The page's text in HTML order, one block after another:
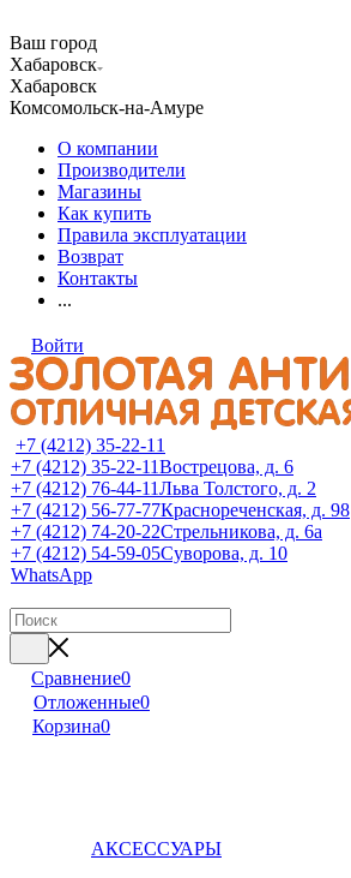
Ваш город
Хабаровск
Хабаровск
Комсомольск-на-Амуре
О компании
Производители
Магазины
Как купить
Правила эксплуатации
Возврат
Контакты
...
Войти
+7 (4212) 35-22-11
+7 (4212) 35-22-11Вострецова, д. 6
+7 (4212) 76-44-11Льва Толстого, д. 2
+7 (4212) 56-77-77Краснореченская, д. 98
+7 (4212) 74-20-22Стрельникова, д. 6а
+7 (4212) 54-59-05Суворова, д. 10
WhatsApp
Сравнение0
Отложенные0
Корзина0
АКСЕССУАРЫ